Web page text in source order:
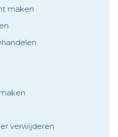
maken
verwijderen